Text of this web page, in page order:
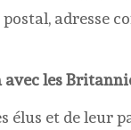
adresse
les
élus et de leur